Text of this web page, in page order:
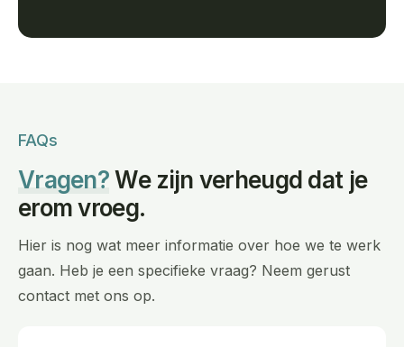
FAQs
Vragen?We zijn verheugd dat je
erom vroeg.
Hier is nog wat meer informatie over hoe we te werk
gaan. Heb je een specifieke vraag? Neem gerust
contact met ons op.